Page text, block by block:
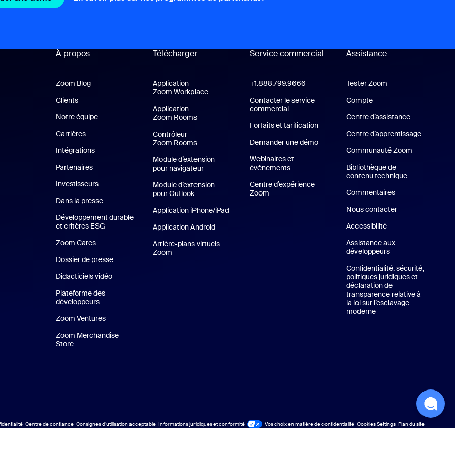
À propos
Zoom Blog
Clients
Notre équipe
Carrières
Intégrations
Partenaires
Investisseurs
Dans la presse
Développement durable
et critères ESG Développement durable et critères ESG
Zoom Cares
Dossier de presse
Didacticiels vidéo
Plateforme des
développeurs
Zoom Ventures
Zoom Merchandise
Store
Télécharger
Application
Zoom WorkplaceApplication Zoom Workplace
Application
Zoom RoomsApplication Zoom Rooms
Contrôleur
Zoom Rooms
Module d’extension
pour navigateur
Module d’extension
pour Outlook
Application iPhone/iPadApplication iPhone/iPad
Application AndroidApplication Android
Arrière-plans virtuels
Zoom
Service commercial
+1.888.799.9666 Cliquer pour appeler
Contacter le service
commercial
Forfaits et tarificationForfaits et tarification
Demander une démoDemander une démo
Webinaires et
événements
Centre d’expérience
Zoom Centre d’expérience Zoom
Assistance
Assistance
Tester Zoom
Compte
Centre d’assistance
Centre d’apprentissage
Communauté Zoom
Bibliothèque de
contenu technique
Commentaires
Nous contacter
Accessibilité
Assistance aux
développeurs
Confidentialité, sécurité,
politiques juridiques et
déclaration de
transparence relative à
la loi sur l’esclavage
moderne
Centre de confiance Consignes d’utilisation acceptable Informations juridiques et conformité
Conformité juridique Vos choix en matière de confidentialité Cookies Settings Plan du site
Plan du site